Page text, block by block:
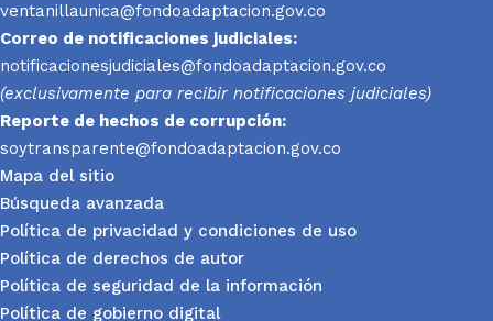
ventanillaunica@fondoadaptacion.gov.co
Correo de notificaciones judiciales:
notificacionesjudiciales@fondoadaptacion.gov.co
(exclusivamente para recibir notificaciones judiciales)
Reporte de hechos de corrupción:
soytransparente@fondoadaptacion.gov.co
Mapa del sitio
Búsqueda avanzada
Política de privacidad y condiciones de uso
Política de derechos de autor
Política de seguridad de la información
Política de gobierno digital